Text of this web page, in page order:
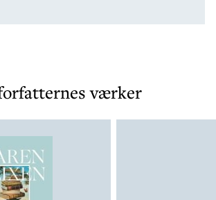
værker